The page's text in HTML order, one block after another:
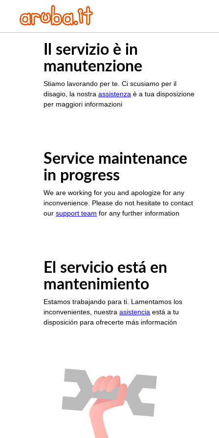
Il servizio è in
manutenzione
Stiamo lavorando per te. Ci scusiamo per il
disagio, la nostra assistenza è a tua disposizione
per maggiori informazioni
Service maintenance
in progress
We are working for you and apologize for any
inconvenience. Please do not hesitate to contact
our support team for any further information
El servicio está en
mantenimiento
Estamos trabajando para ti. Lamentamos los
inconvenientes, nuestra asistencia está a tu
disposición para ofrecerte más información